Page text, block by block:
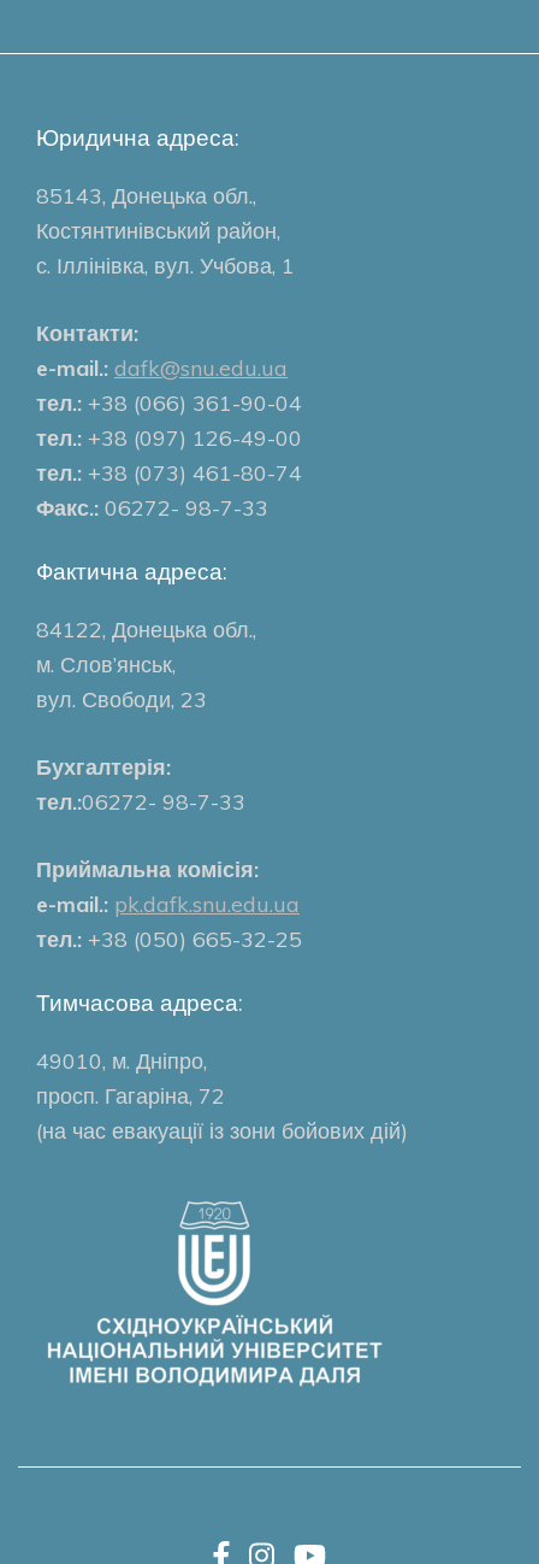
Юридична адреса:
85143, Донецька обл.,
Костянтинівський район,
с. Іллінівка, вул. Учбова, 1
Контакти:
e-mail.: dafk@snu.edu.ua
тел.: +38 (066) 361-90-04
тел.: +38 (097) 126-49-00
тел.: +38 (073) 461-80-74
Факс.: 06272- 98-7-33
Фактична адреса:
84122, Донецька обл.,
м. Слов’янськ,
вул. Свободи, 23
Бухгалтерія:
тел.:06272- 98-7-33
Приймальна комісія:
e-mail.: pk.dafk.snu.edu.ua
тел.: +38 (050) 665-32-25
Тимчасова адреса:
49010, м. Дніпро,
просп. Гагаріна, 72
(на час евакуації із зони бойових дій)